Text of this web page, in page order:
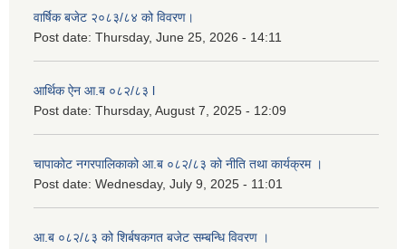
वार्षिक बजेट २०८३/८४ को विवरण।
Post date: Thursday, June 25, 2026 - 14:11
आर्थिक ऐन आ.ब ०८२/८३ l
Post date: Thursday, August 7, 2025 - 12:09
चापाकोट नगरपालिकाको आ.ब ०८२/८३ को नीति तथा कार्यक्रम ।
Post date: Wednesday, July 9, 2025 - 11:01
आ.ब ०८२/८३ को शिर्बषकगत बजेट सम्बन्धि विवरण ।